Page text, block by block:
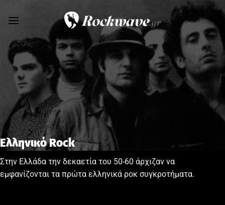
Ελληνικό Rock
Στην Ελλάδα την δεκαετία του 50-60 άρχιζαν να
εµφανίζονται τα πρώτα ελληνικά ροκ συγκροτήµατα.